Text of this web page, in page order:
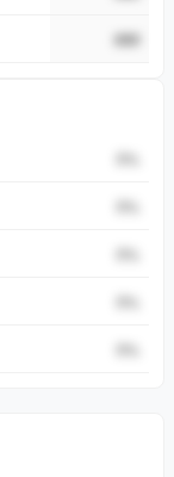
###
0%
0%
0%
0%
0%